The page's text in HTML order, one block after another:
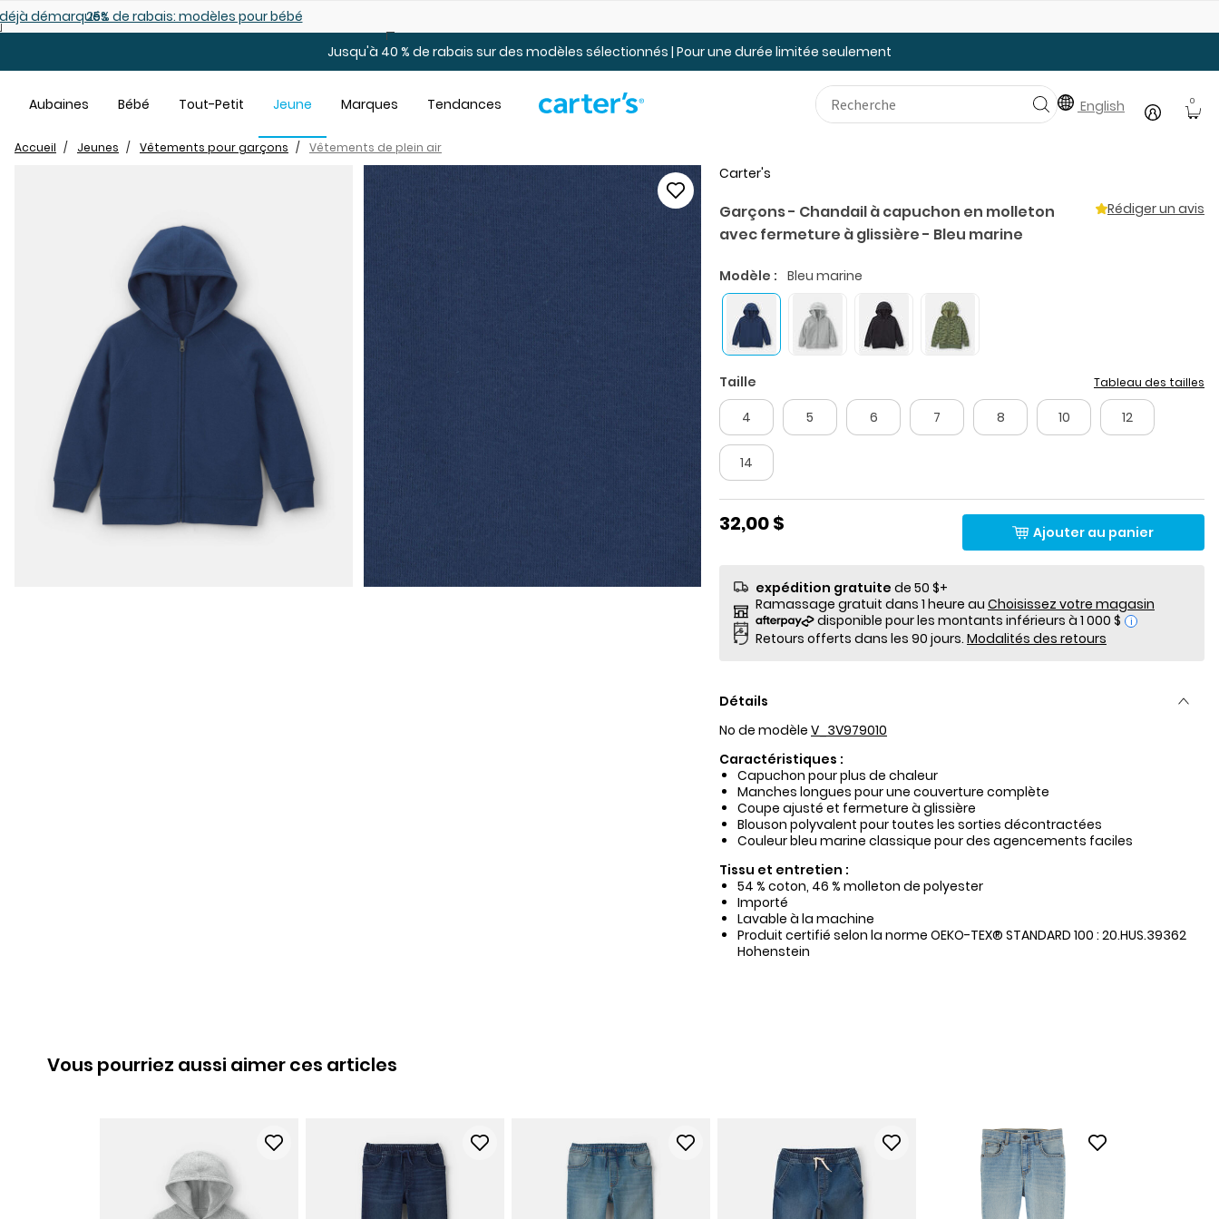
démarqués25% de rabais: modèles pour bébé
Jusqu'à 40 % de rabais sur des modèles sélectionnés | Pour une durée limitée seulement
Aubaines Bébé Tout-Petit Jeune Marques Tendances English 0
Accueil Jeunes Vêtements pour garçons Vêtements de plein air
Carter's
Garçons - Chandail à capuchon en molleton
avec fermeture à glissière - Bleu marine
Rédiger un avis
Modèle : Bleu marine
Taille Tableau des tailles
4 5 6 7 8 10 12
14
32,00 $ Ajouter au panier
expédition gratuite de 50 $+
Ramassage gratuit dans 1 heure au Choisissez votre magasin
i
Retours offerts dans les 90 jours. Modalités des retours
Détails
No de modèle V_3V979010
Caractéristiques :
Capuchon pour plus de chaleur
Manches longues pour une couverture complète
Coupe ajusté et fermeture à glissière
Blouson polyvalent pour toutes les sorties décontractées
Couleur bleu marine classique pour des agencements faciles
Tissu et entretien :
54 % coton, 46 % molleton de polyester
Importé
Lavable à la machine
Produit certifié selon la norme OEKO-TEX® STANDARD 100 : 20.HUS.39362
Hohenstein
Vous pourriez aussi aimer ces articles